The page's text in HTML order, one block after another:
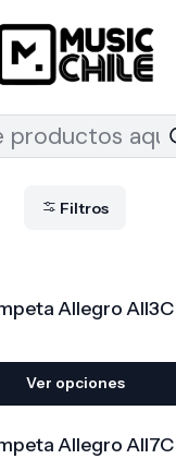
ahora nos puedes
Accesorios
Filtros
Allegro All3C
Ver opciones
Allegro All7C